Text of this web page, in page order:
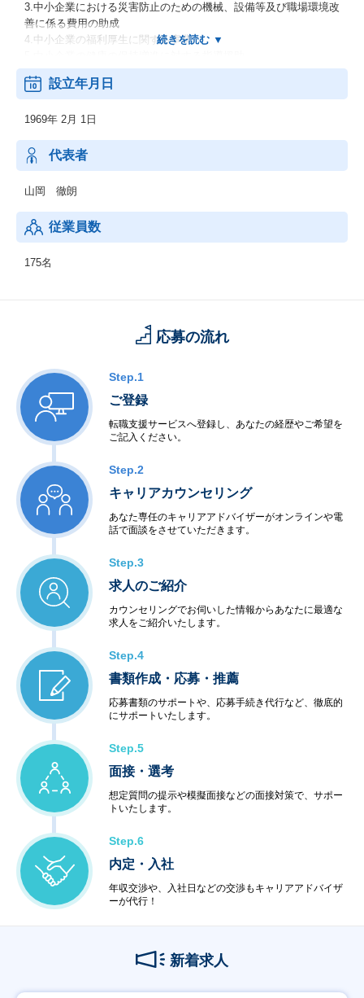
3.中小企業における災害防止のための機械、設備等及び職場環境改
善に係る費用の助成
4.中小企業の福利厚生に関する事業
6.中小企業の職場環境改善に対する指導援助
7.広報誌の発行
業者等に関する命令第62条に規定するものに限る。）
9.前各号の事業に付帯する事業
設立年月日
1969年 2月 1日
代表者
山岡 徹朗
従業員数
175名
応募の流れ
Step.1
ご登録
転職支援サービスへ登録し、あなたの経歴やご希望を
ご記入ください。
Step.2
キャリアカウンセリング
あなた専任のキャリアアドバイザーがオンラインや電
話で面談をさせていただきます。
Step.3
求人のご紹介
カウンセリングでお伺いした情報からあなたに最適な
求人をご紹介いたします。
Step.4
書類作成・応募・推薦
応募書類のサポートや、応募手続き代行など、徹底的
にサポートいたします。
Step.5
面接・選考
想定質問の提示や模擬面接などの面接対策で、サポー
トいたします。
Step.6
内定・入社
年収交渉や、入社日などの交渉もキャリアアドバイザ
ーが代行！
新着求人